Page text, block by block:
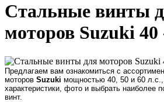
Стальные винты
моторов Suzuki 40
Предлагаем вам ознакомиться с
моторов Suzuki мощностью 40, 50 и 60 л.с.,
характеристики, фото и выбрать наиболее
винт.